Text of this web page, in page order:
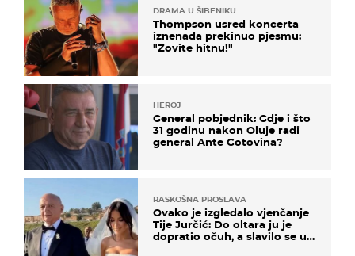
DRAMA U ŠIBENIKU
Thompson usred koncerta
iznenada prekinuo pjesmu:
"Zovite hitnu!"
HEROJ
General pobjednik: Gdje i što
31 godinu nakon Oluje radi
general Ante Gotovina?
RASKOŠNA PROSLAVA
Ovako je izgledalo vjenčanje
Tije Jurčić: Do oltara ju je
dopratio očuh, a slavilo se uz